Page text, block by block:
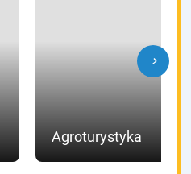
Agroturystyka
chevron_right